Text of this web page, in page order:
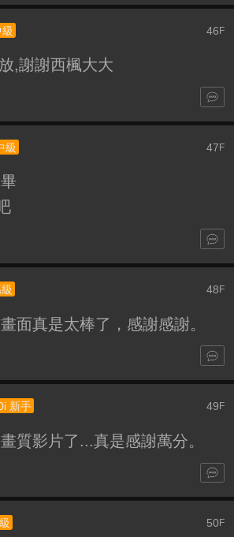
46F
,謝謝西楓大大
47F
級
48F
面真是太棒了，感謝感謝。
49 F
新手
質影片了...真是感謝萬分。
50F